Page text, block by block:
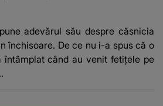
adevărul său despre căsnicia
închisoare. De ce nu i-a spus că o
întâmplat când au venit fetițele pe